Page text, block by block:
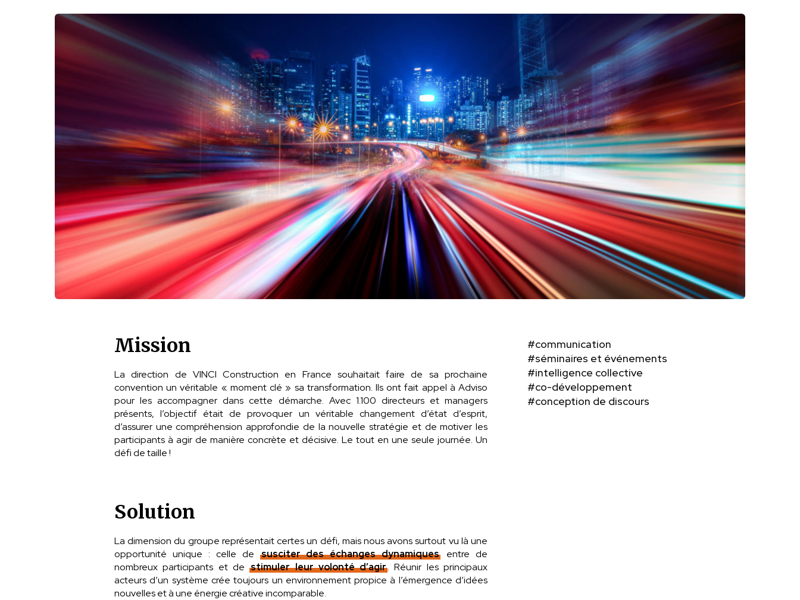
Mission
La direction de VINCI Construction en France souhaitait faire de sa prochaine
convention un véritable « moment clé » sa transformation. Ils ont fait appel à Adviso
pour les accompagner dans cette démarche. Avec 1.100 directeurs et managers
présents, l’objectif était de provoquer un véritable changement d’état d’esprit,
d’assurer une compréhension approfondie de la nouvelle stratégie et de motiver les
participants à agir de manière concrète et décisive. Le tout en une seule journée. Un
défi de taille !
#communication
#séminaires et événements
#intelligence collective
#co-développement
#conception de discours
Solution
La dimension du groupe représentait certes un défi, mais nous avons surtout vu là une
opportunité unique : celle de susciter des échanges dynamiques entre de
nombreux participants et destimuler leur volonté d’agir. Réunir les principaux
acteurs d’un système crée toujours un environnement propice à l’émergence d’idées
nouvelles et à une énergie créative incomparable.